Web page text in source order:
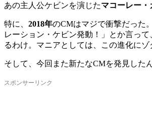
あの主人公ケビンを演じたマコーレー・
特に、 2018年のCMはマジで衝撃だった
レーション・ケビン発動！」とか言っ
るわけ。マニアとしては、この進化にゾ
そして、今回また新たなCMを発見した